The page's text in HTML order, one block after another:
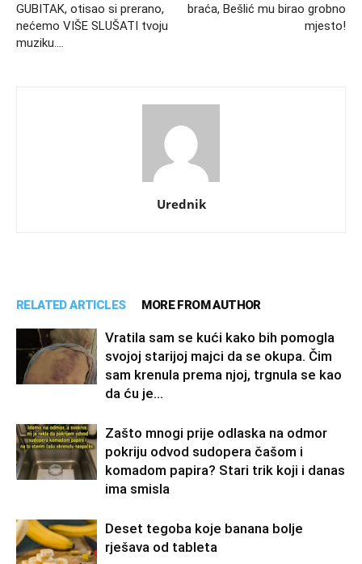
GUBITAK, otisao si prerano,
nećemo VIŠE SLUŠATI tvoju
muziku….
braća, Bešlić mu birao grobno
mjesto!
Urednik
RELATED ARTICLES MORE FROM AUTHOR
Vratila sam se kući kako bih pomogla
svojoj starijoj majci da se okupa. Čim
sam krenula prema njoj, trgnula se kao
da ću je...
Zašto mnogi prije odlaska na odmor
pokriju odvod sudopera čašom i
komadom papira? Stari trik koji i danas
ima smisla
Deset tegoba koje banana bolje
rješava od tableta